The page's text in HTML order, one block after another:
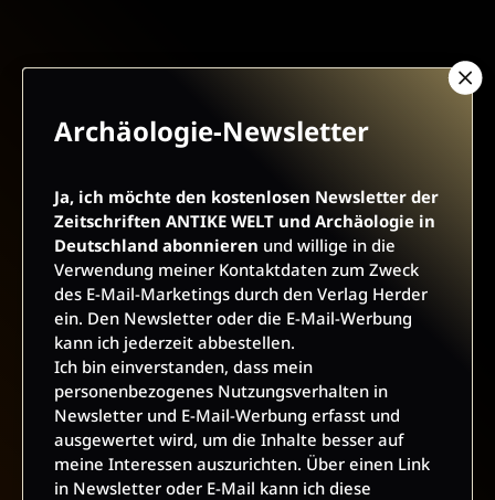
AGB UND WIDERRUFSBELEHRUNG DATENSCHUTZ
VERTRAG WIDERRUFEN
ABO ONLINE KÜNDIGEN
Archäologie-Newsletter
Ja, ich möchte den kostenlosen Newsletter der
Zeitschriften ANTIKE WELT und Archäologie in
Deutschland abonnieren und willige in die
Verwendung meiner Kontaktdaten zum Zweck
des E-Mail-Marketings durch den Verlag Herder
ein. Den Newsletter oder die E-Mail-Werbung
kann ich jederzeit abbestellen.
Ich bin einverstanden, dass mein
personenbezogenes Nutzungsverhalten in
Newsletter und E-Mail-Werbung erfasst und
ausgewertet wird, um die Inhalte besser auf
meine Interessen auszurichten. Über einen Link
in Newsletter oder E-Mail kann ich diese